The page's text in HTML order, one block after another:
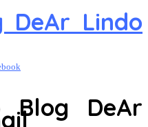
DeAr Lindo
Blog DeAr